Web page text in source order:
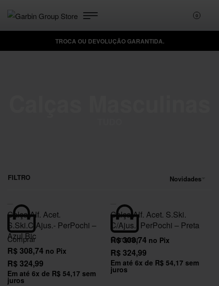
0
TROCA OU DEVOLUÇÃO GARANTIDA.
DÚVIDAS? FALE CONOSCO!
Novidades
FILTRO
Comprar
Calça Alf. Acet.
S.Ski.C/Ajus.- PerPochi –
Azul Bic
R$ 308,74 no Pix
R$ 324,99
Em até 6x de R$ 54,17 sem
juros
Comprar
Calça Alf. Acet. S.Ski.
C/Ajus.- PerPochi – Preta
R$308,74 no Pix
R$ 324,99
Em até 6x de R$ 54,17 sem
juros